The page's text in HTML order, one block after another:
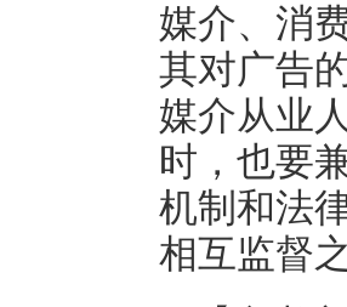
媒介、消
其对广告
媒介从业
时，也要
机制和法
相互监督